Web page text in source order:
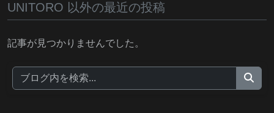
UNITORO 以外の最近の投稿
記事が見つかりませんでした。